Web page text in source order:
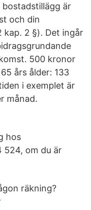
är
och din
kap. 2 §). Det ingår
500 kronor
års ålder: 133
i exemplet är
månad.
hos
524, om du är
räkning?